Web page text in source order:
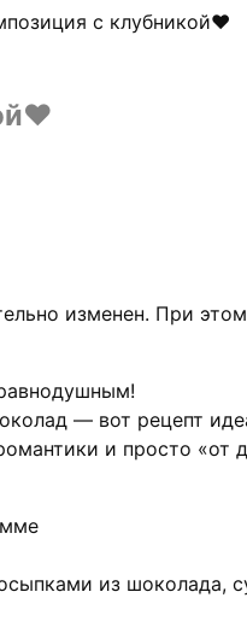
с клубникой❤
изменен. При
— вот рецепт
и просто «от
из шоколада,